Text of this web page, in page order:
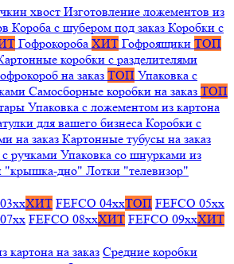
хвост Изготовление ложементов из
Короба с шубером под заказ Коробки с
Гофрокороба ХИТ Гофроящики ТОП
коробки с разделителями
на заказ ТОП Упаковка с
Самосборные коробки на заказ ТОП
Упаковка с ложементом из картона
для вашего бизнеса Коробки с
на заказ Картонные тубусы на заказ
ручками Упаковка со шнурками из
"крышка-дно" Лотки "телевизор"
ХИТ FEFCO 04xxТОП FEFCO 05xx
FEFCO 08xxХИТ FEFCO 09xxХИТ
картона на заказ Средние коробки